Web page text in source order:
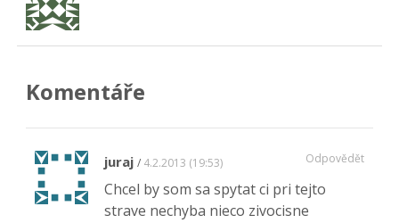
Komentáře
juraj 4.2.2013 (19:53)
Chcel by som sa spytat ci pri tejto
strave nechyba nieco zivocisne
Odpovědět